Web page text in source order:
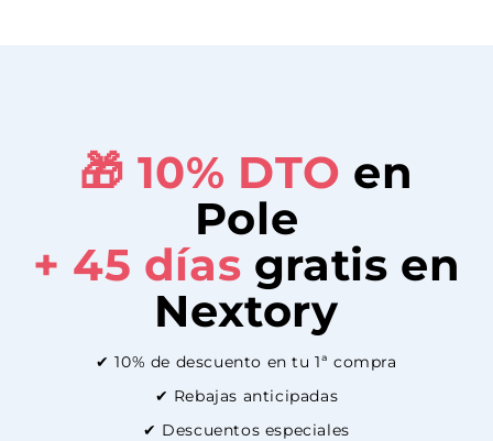
🎁 10% DTO en
Pole
+ 45 días gratis en
Nextory
✔ 10% de descuento en tu 1ª compra
✔ Rebajas anticipadas
✔ Descuentos especiales